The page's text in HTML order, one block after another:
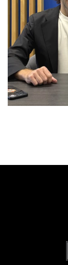
Капитан – с нами!
2 ИЮНЯ 2026 12:55